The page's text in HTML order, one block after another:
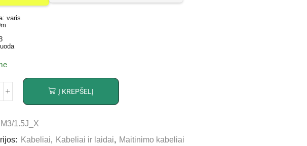
varis
Į KREPŠELĮ
1.5J_X
Kabeliai, Kabeliai ir laidai, Maitinimo kabeliai